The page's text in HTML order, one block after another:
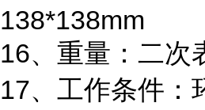
138*138mm
16、重量：二次
17、工作条件：